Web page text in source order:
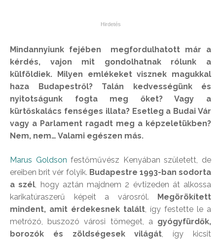
Mindannyiunk fejében megfordulhatott már a
kérdés, vajon mit gondolhatnak rólunk a
külföldiek. Milyen emlékeket visznek magukkal
haza Budapestről? Talán kedvességünk és
nyitotságunk fogta meg őket? Vagy a
kürtőskalács fenséges illata? Esetleg a Budai Vár
vagy a Parlament ragadt meg a képzeletükben?
Nem, nem… Valami egészen más.
Marus Goldson festőművész Kenyában született, de
ereiben brit vér folyik. Budapestre 1993-ban sodorta
a szél, hogy aztán majdnem 2 évtizeden át alkossa
karikatúraszerű képeit a városról.
Megörökített
mindent, amit érdekesnek talált, így festette le a
metrózó, buszozó városi tömeget, a gyógyfürdők,
borozók és zöldségesek világát, így kicsit